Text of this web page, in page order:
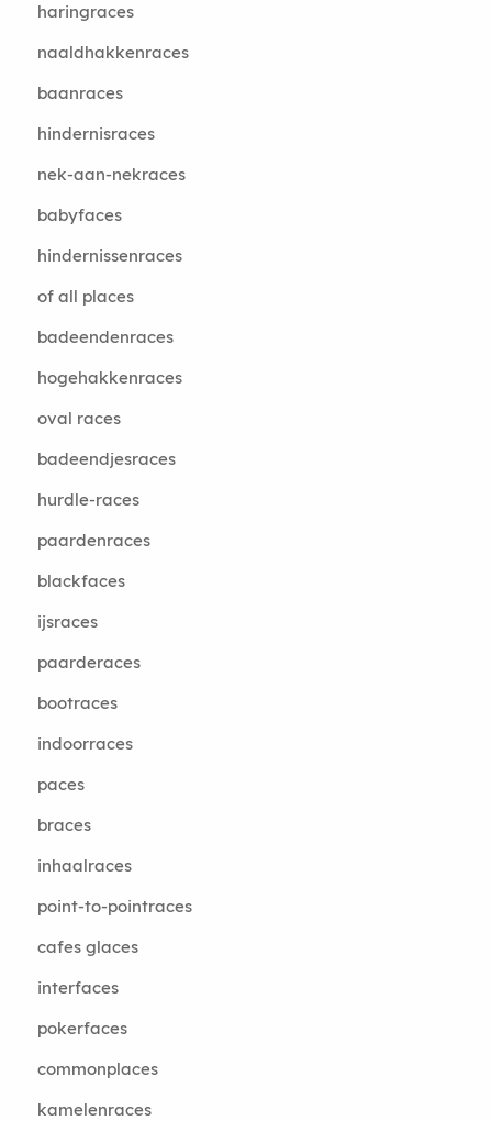
haringraces
naaldhakkenraces
baanraces
hindernisraces
nek-aan-nekraces
babyfaces
hindernissenraces
of all places
badeendenraces
hogehakkenraces
oval races
badeendjesraces
hurdle-races
paardenraces
blackfaces
ijsraces
paarderaces
bootraces
indoorraces
paces
braces
inhaalraces
point-to-pointraces
cafes glaces
interfaces
pokerfaces
commonplaces
kamelenraces